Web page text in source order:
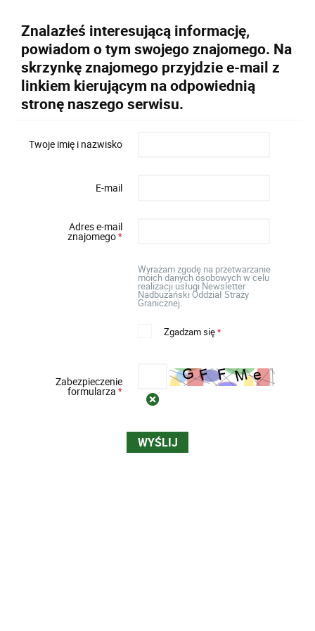
Znalazłeś interesującą informację,
powiadom o tym swojego znajomego. Na
skrzynkę znajomego przyjdzie e-mail z
linkiem kierującym na odpowiednią
stronę naszego serwisu.
Twoje imię i nazwisko
E-mail
Adres e-mail
znajomego*
Wyrażam zgodę na przetwarzanie
moich danych osobowych w celu
realizacji usługi Newsletter
Nadbużański Oddział Straży
Granicznej.
Zgadzam się*
Zabezpieczenie
formularza*